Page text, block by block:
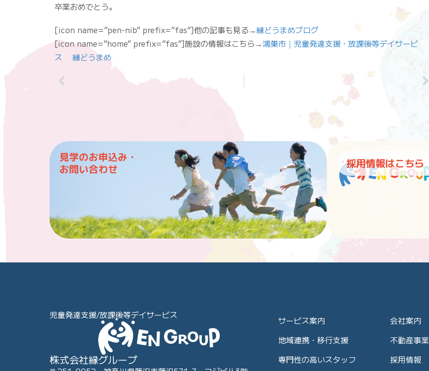
卒業おめでとう。
[icon name=”pen-nib” prefix=”fas”]他の記事も見る→縁どうまめブログ
[icon name=”home” prefix=”fas”]施設の情報はこちら→鴻巣市｜児童発達支援・放課後等デイサービ
ス 縁どうまめ
見学のお申込み・
お問い合わせ
採用情報はこちら
児童発達支援/放課後等デイサービス
株式会社縁グループ
サービス案内
地域連携・移行支援
専門性の高いスタッフ
会社案内
不動産事業
採用情報